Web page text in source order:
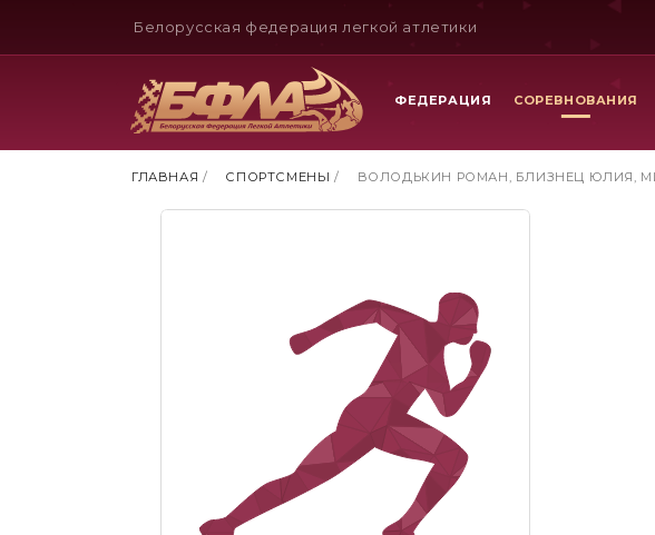
Белорусская федерация легкой атлетики
ФЕДЕРАЦИЯ СОРЕВНОВАНИЯ
ГЛАВНАЯ / СПОРТСМЕНЫ / ВОЛОДЬКИН РОМАН, БЛИЗНЕЦ ЮЛИЯ,